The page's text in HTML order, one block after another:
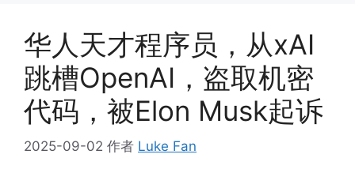
华人天才程序员，从xAI
跳槽OpenAI，盗取机密
代码，被Elon Musk起诉
2025-09-02 作者 Luke Fan